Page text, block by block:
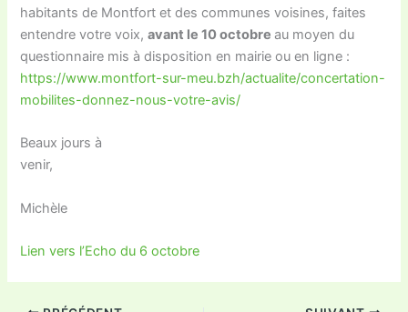
habitants de Montfort et des communes voisines, faites
entendre votre voix,avant le 10 octobreau moyen du
questionnaire mis à disposition en mairie ou en ligne :
https://www.montfort-sur-meu.bzh/actualite/concertation-
mobilites-donnez-nous-votre-avis/
Beaux jours à
venir,
Michèle
Lien vers l’Echo du 6 octobre